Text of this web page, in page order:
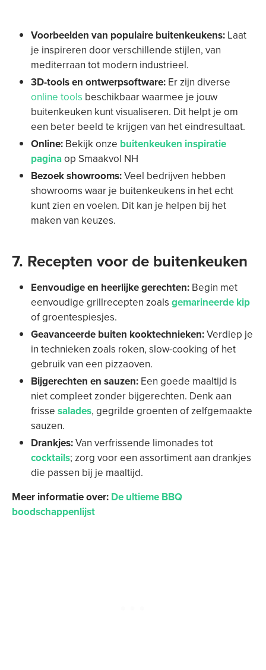
Voorbeelden van populaire buitenkeukens: Laat
je inspireren door verschillende stijlen, van
mediterraan tot modern industrieel.
3D-tools en ontwerpsoftware: Er zijn diverse
online tools beschikbaar waarmee je jouw
buitenkeuken kunt visualiseren. Dit helpt je om
een beter beeld te krijgen van het eindresultaat.
Online: Bekijk onze buitenkeuken inspiratie
paginaop Smaakvol NH
Bezoek showrooms:Veel bedrijven hebben
showrooms waar je buitenkeukens in het echt
kunt zien en voelen. Dit kan je helpen bij het
maken van keuzes.
7. Recepten voor de buitenkeuken
Eenvoudige en heerlijke gerechten: Begin met
eenvoudige grillrecepten zoals gemarineerde kip
of groentespiesjes.
Geavanceerde buiten kooktechnieken:Verdiep je
in technieken zoals roken, slow-cooking of het
gebruik van een pizzaoven.
Bijgerechten en sauzen: Een goede maaltijd is
niet compleet zonder bijgerechten. Denk aan
frisse salades, gegrilde groenten of zelfgemaakte
sauzen.
Drankjes:Van verfrissende limonades tot
cocktails; zorg voor een assortiment aan drankjes
die passen bij je maaltijd.
Meer informatie over: De ultieme BBQ
boodschappenlijst